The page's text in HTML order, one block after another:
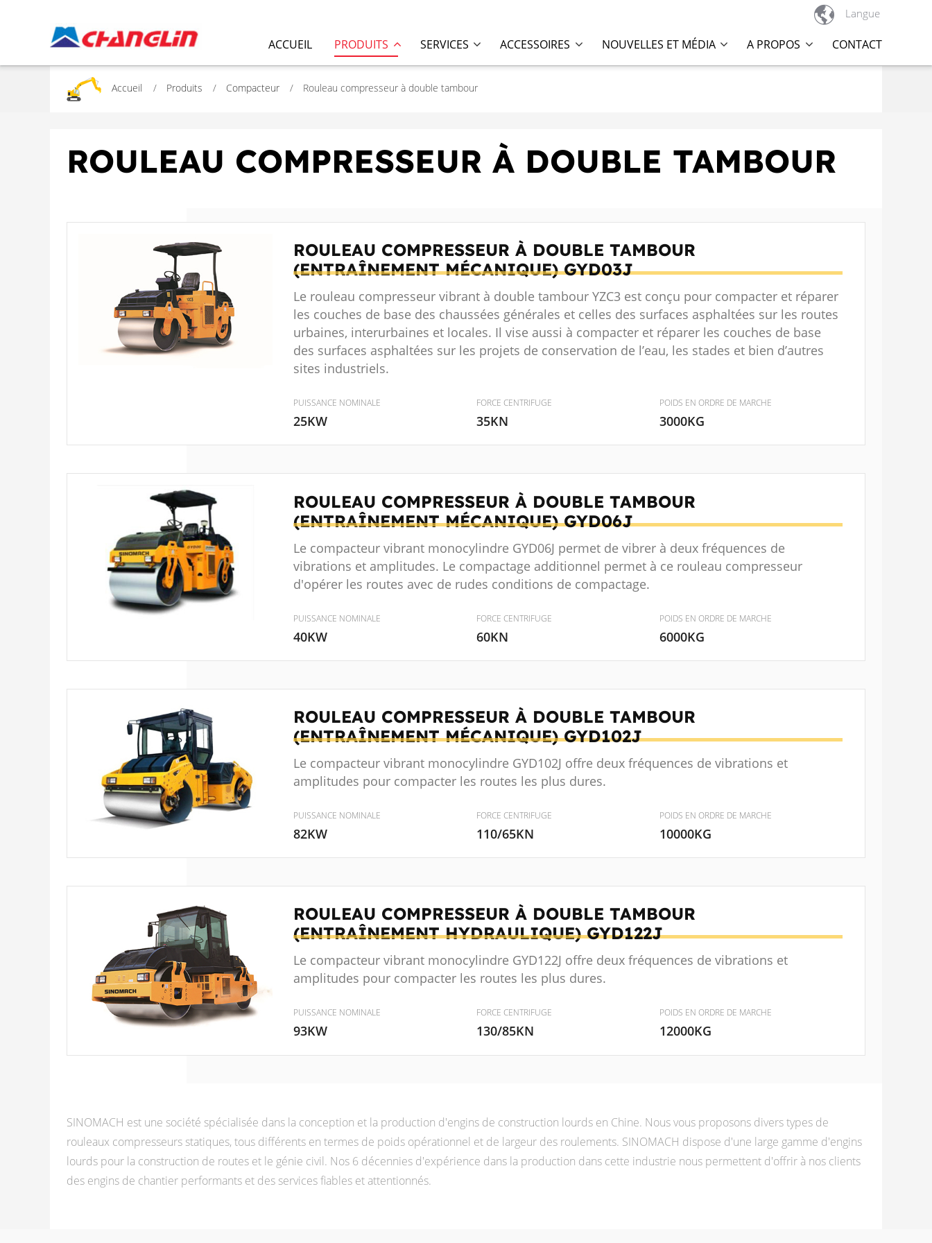
 Langue
ACCUEIL PRODUITS SERVICES ACCESSOIRES NOUVELLES ET MÉDIA A PROPOS CONTACT
Accueil Produits Compacteur Rouleau compresseur à double tambour
ROULEAU COMPRESSEUR À DOUBLE TAMBOUR
ROULEAU COMPRESSEUR À DOUBLE TAMBOUR
(ENTRAÎNEMENT MÉCANIQUE)GYD03J
Le rouleau compresseur vibrant à double tambour YZC3 est conçu pour compacter et réparer
les couches de base des chaussées générales et celles des surfaces asphaltées sur les routes
urbaines, interurbaines et locales. Il vise aussi à compacter et réparer les couches de base
des surfaces asphaltées sur les projets de conservation de l’eau, les stades et bien d’autres
sites industriels.
PUISSANCE NOMINALE
25KW
FORCE CENTRIFUGE
35KN
POIDS EN ORDRE DE MARCHE
3000KG
ROULEAU COMPRESSEUR À DOUBLE TAMBOUR
(ENTRAÎNEMENT MÉCANIQUE)GYD06J
Le compacteur vibrant monocylindre GYD06J permet de vibrer à deux fréquences de
vibrations et amplitudes. Le compactage additionnel permet à ce rouleau compresseur
d'opérer les routes avec de rudes conditions de compactage.
PUISSANCE NOMINALE
40KW
FORCE CENTRIFUGE
60KN
POIDS EN ORDRE DE MARCHE
6000KG
ROULEAU COMPRESSEUR À DOUBLE TAMBOUR
(ENTRAÎNEMENT MÉCANIQUE)GYD102J
Le compacteur vibrant monocylindre GYD102J offre deux fréquences de vibrations et
amplitudes pour compacter les routes les plus dures.
PUISSANCE NOMINALE
82KW
FORCE CENTRIFUGE
110/65KN
POIDS EN ORDRE DE MARCHE
10000KG
ROULEAU COMPRESSEUR À DOUBLE TAMBOUR
(ENTRAÎNEMENT HYDRAULIQUE)GYD122J
Le compacteur vibrant monocylindre GYD122J offre deux fréquences de vibrations et
amplitudes pour compacter les routes les plus dures.
PUISSANCE NOMINALE
93KW
FORCE CENTRIFUGE
130/85KN
POIDS EN ORDRE DE MARCHE
12000KG
SINOMACH est une société spécialisée dans la conception et la production d'engins de construction lourds en Chine. Nous vous proposons divers types de
rouleaux compresseurs statiques, tous différents en termes de poids opérationnel et de largeur des roulements. SINOMACH dispose d'une large gamme d'engins
lourds pour la construction de routes et le génie civil. Nos 6 décennies d'expérience dans la production dans cette industrie nous permettent d'offrir à nos clients
des engins de chantier performants et des services fiables et attentionnés.